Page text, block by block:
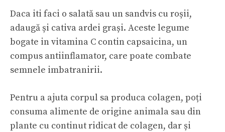
Daca iti faci o salată sau un sandvis cu roșii,
adaugă și cativa ardei grași. Aceste legume
bogate in vitamina C contin capsaicina, un
compus antiinflamator, care poate combate
semnele imbatranirii.
Pentru a ajuta corpul sa produca colagen, poți
consuma alimente de origine animala sau din
plante cu continut ridicat de colagen, dar și